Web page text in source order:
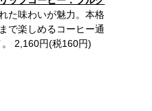
た味わいが魅力。本格
で楽しめるコーヒー通
。 2,160円(税160円)